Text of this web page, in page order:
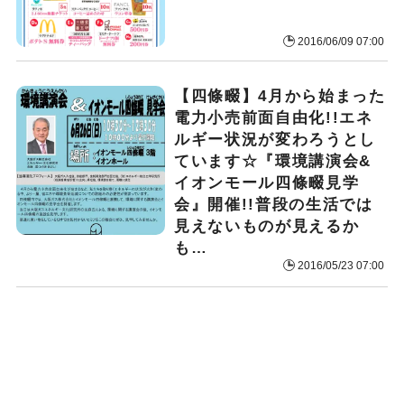
2016/06/09 07:00
【四條畷】4月から始まった
電力小売前面自由化!!エネ
ルギー状況が変わろうとし
ています☆『環境講演会&
イオンモール四條畷見学
会』開催!!普段の生活では
見えないものが見えるか
も…
2016/05/23 07:00